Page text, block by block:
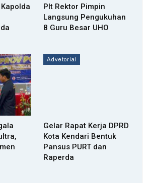
Plt Rektor Pimpin
Langsung Pengukuhan
8 Guru Besar UHO
Advetorial
Gelar Rapat Kerja DPRD
Kota Kendari Bentuk
Pansus PURT dan
Raperda